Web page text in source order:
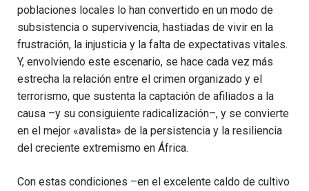
poblaciones locales lo han convertido en un modo de
subsistencia o supervivencia, hastiadas de vivir en la
frustración, la injusticia y la falta de expectativas vitales.
Y, envolviendo este escenario, se hace cada vez más
estrecha la relación entre el crimen organizado y el
terrorismo, que sustenta la captación de afiliados a la
causa –y su consiguiente radicalización–, y se convierte
en el mejor «avalista» de la persistencia y la resiliencia
del creciente extremismo en África.
Con estas condiciones –en el excelente caldo de cultivo